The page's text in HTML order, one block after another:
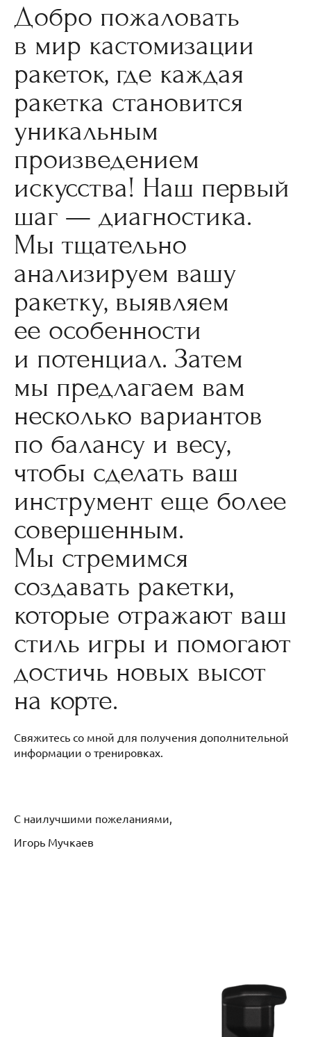
Добро пожаловать
в мир кастомизации
ракеток, где каждая
ракетка становится
уникальным
произведением
искусства! Наш первый
шаг — диагностика.
Мы тщательно
анализируем вашу
ракетку, выявляем
ее особенности
и потенциал. Затем
мы предлагаем вам
несколько вариантов
по балансу и весу,
чтобы сделать ваш
инструмент еще более
совершенным.
Мы стремимся
создавать ракетки,
которые отражают ваш
стиль игры и помогают
достичь новых высот
на корте.
Свяжитесь со мной для получения дополнительной
информации о тренировках.
С наилучшими пожеланиями,
Игорь Мучкаев